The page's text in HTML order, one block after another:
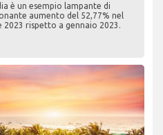
è un esempio lampante di
aumento del 52,77% nel
rispetto a gennaio 2023.